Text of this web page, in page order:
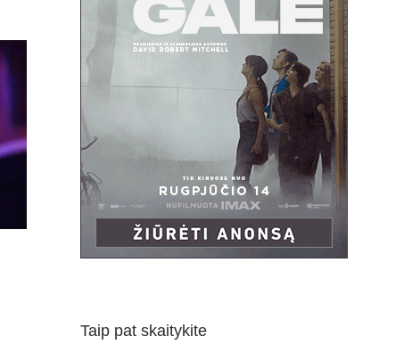
Taip pat skaitykite